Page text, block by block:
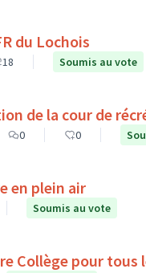
du Lochois
18 Soumis au vote
de la cour de
0 0
en plein air
Soumis au vote
Collège pour tous